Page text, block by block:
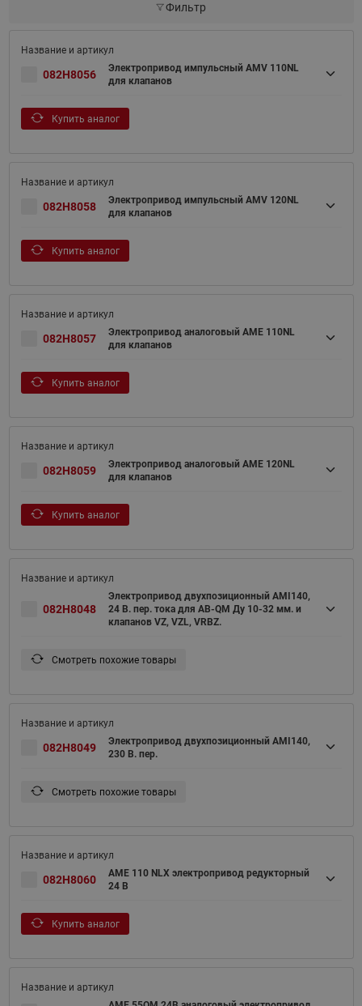
Фильтр
082H8056
Электропривод импульсный AMV 110NL
для клапанов
Купить аналог
082H8058
Электропривод импульсный AMV 120NL
для клапанов
Купить аналог
082H8057
Электропривод аналоговый AME 110NL
для клапанов
Купить аналог
082H8059
Электропривод аналоговый AME 120NL
для клапанов
Купить аналог
082H8048
Электропривод двухпозиционный AMI140,
24 В. пер. тока для AB-QM Ду 10-32 мм. и
клапанов VZ, VZL, VRBZ.
Смотреть похожие товары
082H8049
Электропривод двухпозиционный AMI140,
230 В. пер.
Смотреть похожие товары
082H8060
AME 110 NLX электропривод редукторный
24 В
Купить аналог